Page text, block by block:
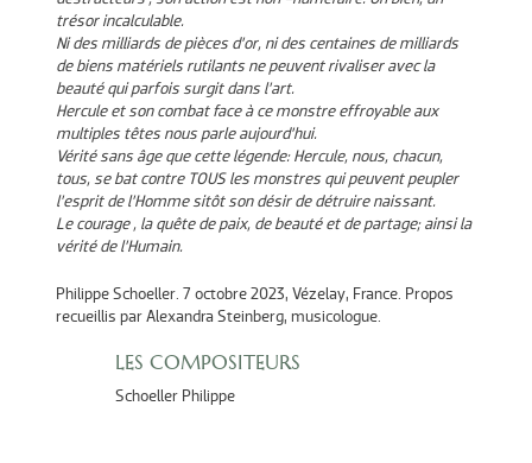
trésor incalculable.
Ni des milliards de pièces d’or, ni des centaines de milliards
de biens matériels rutilants ne peuvent rivaliser avec la
beauté qui parfois surgit dans l’art.
Hercule et son combat face à ce monstre effroyable aux
multiples têtes nous parle aujourd’hui.
Vérité sans âge que cette légende: Hercule, nous, chacun,
tous, se bat contre TOUS les monstres qui peuvent peupler
l’esprit de l’Homme sitôt son désir de détruire naissant.
Le courage , la quête de paix, de beauté et de partage; ainsi la
vérité de l’Humain.
Philippe Schoeller. 7 octobre 2023, Vézelay, France. Propos
recueillis par Alexandra Steinberg, musicologue.
LES COMPOSITEURS
Schoeller Philippe